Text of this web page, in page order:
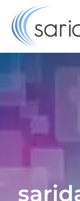
ZUR
ZUM INHALT
ZUM